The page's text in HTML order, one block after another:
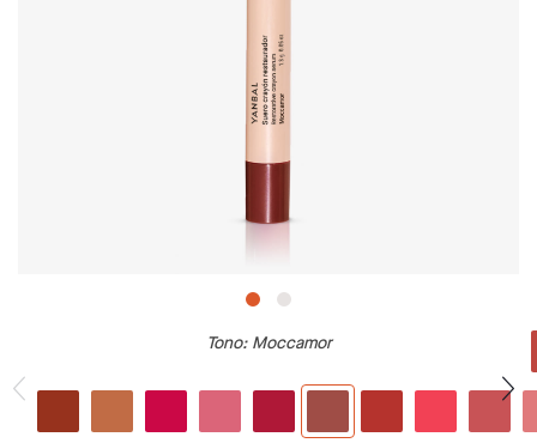
Tono: Moccamor